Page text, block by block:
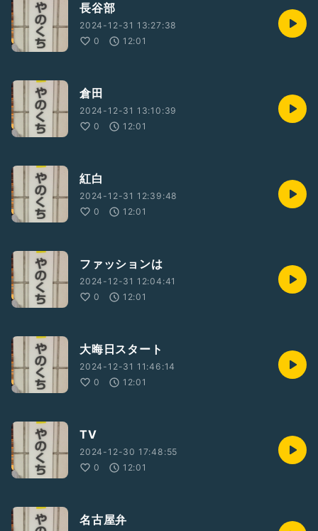
長谷部
2024-12-31 13:27:38
0
12:01
倉田
2024-12-31 13:10:39
0
12:01
紅白
2024-12-31 12:39:48
0
12:01
ファッションは
2024-12-31 12:04:41
0
12:01
大晦日スタート
2024-12-31 11:46:14
0
12:01
TV
2024-12-30 17:48:55
0
12:01
名古屋弁